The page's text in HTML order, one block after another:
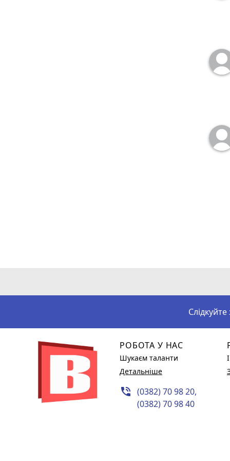
РОБОТА У НАС
Шукаєм таланти
Детальніше
phone_in_talk (0382) 70 98 20,
(0382) 70 98 40